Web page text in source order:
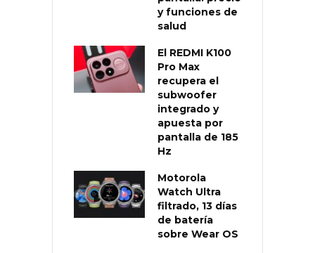
y funciones de
salud
El REDMI K100
Pro Max
recupera el
subwoofer
integrado y
apuesta por
pantalla de 185
Hz
Motorola
Watch Ultra
filtrado, 13 días
de batería
sobre Wear OS